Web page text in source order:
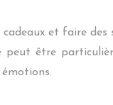
et faire des
peut être